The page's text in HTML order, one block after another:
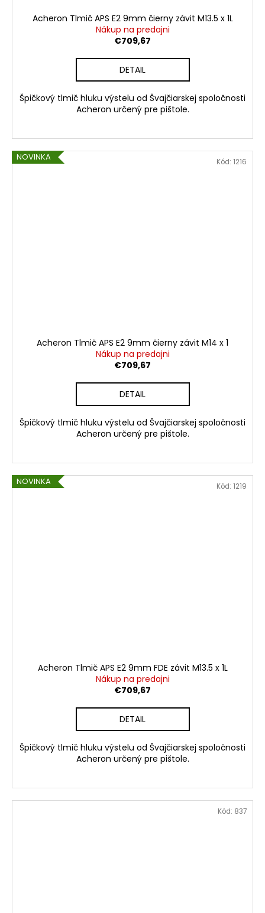
Acheron Tlmič APS E2 9mm čierny závit M13.5 x 1L
Nákup na predajni
€709,67
DETAIL
Špičkový tlmič hluku výstelu od Švajčiarskej spoločnosti
Acheron určený pre pištole.
NOVINKA
Acheron Tlmič APS E2 9mm čierny závit M14 x 1
Nákup na predajni
€709,67
DETAIL
Špičkový tlmič hluku výstelu od Švajčiarskej spoločnosti
Acheron určený pre pištole.
Kód: 1216
NOVINKA
Acheron Tlmič APS E2 9mm FDE závit M13.5 x 1L
Nákup na predajni
€709,67
DETAIL
Špičkový tlmič hluku výstelu od Švajčiarskej spoločnosti
Acheron určený pre pištole.
Kód: 1219
Kód: 837